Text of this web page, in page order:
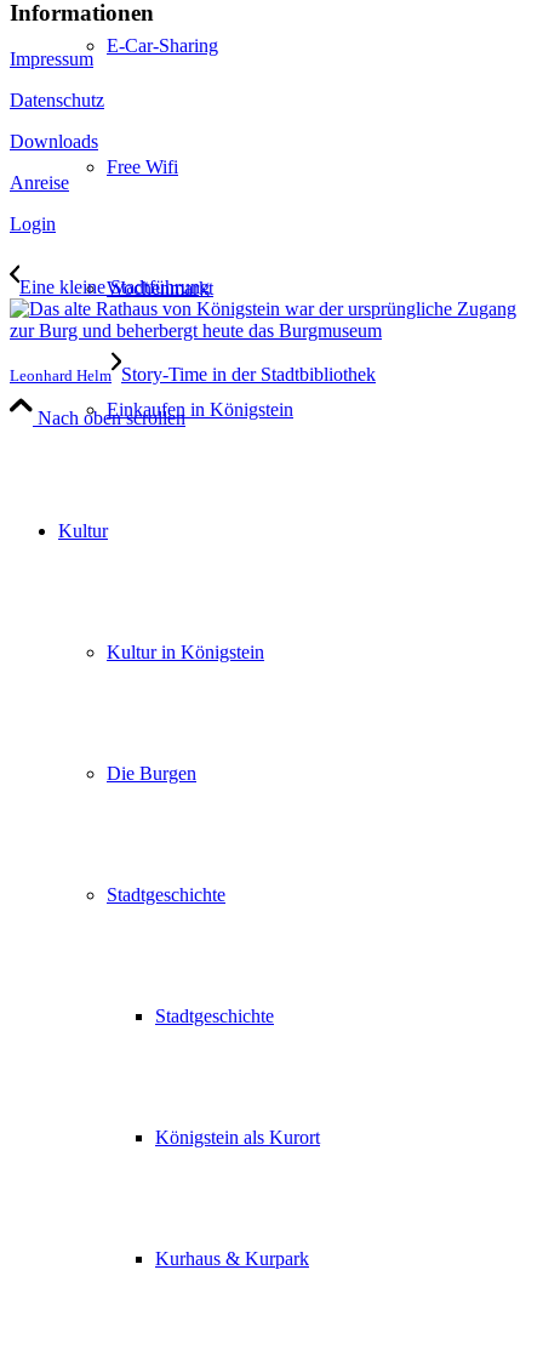
E-Car-Sharing
Free Wifi
Wochenmarkt
Einkaufen in Königstein
Kultur
Kultur in Königstein
Die Burgen
Stadtgeschichte
Stadtgeschichte
Königstein als Kurort
Kurhaus & Kurpark
Informationen
Impressum
Datenschutz
Downloads
Anreise
Login
Eine kleine Stadtführung
Leonhard Helm Story-Time in der Stadtbibliothek
Nach oben scrollen